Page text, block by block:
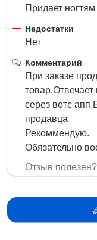
Придает ногтям
Недостатки
Нет
Комментарий
При заказе
серез вотс
продавца
Рекоммендую.
Обязательно
Отзыв полезен?